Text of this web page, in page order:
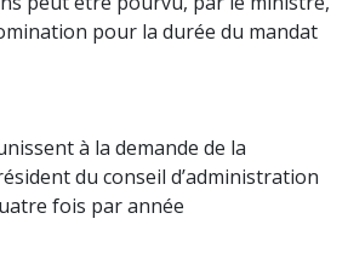
pour la durée du mandat
à la demande de la
du conseil d’administration
fois par année